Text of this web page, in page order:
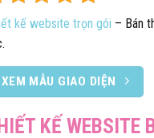
kế website trọn gói – Bán
XEM MẪU GIAO DIỆN
KẾ WEBSITE